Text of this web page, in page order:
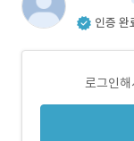
인증 완
로그인